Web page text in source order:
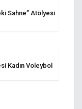
Sahne” Atölyesi
Kadın Voleybol